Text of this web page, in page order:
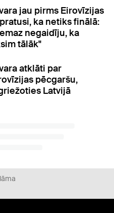
jau pirms Eirovīzijas
ka netiks finālā:
negaidīju, ka
tālāk"
atklāti par
pēcgaršu,
Latvijā